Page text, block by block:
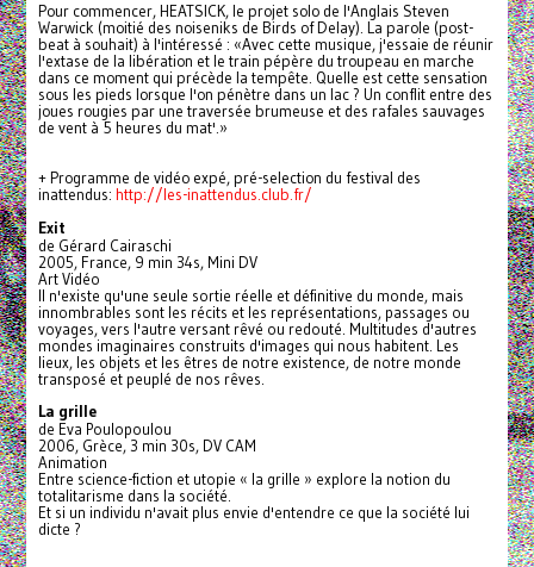
Pour commencer, HEATSICK, le projet solo de l'Anglais Steven
Warwick (moitié des noiseniks de Birds of Delay). La parole (post-
beat à souhait) à l'intéressé : «Avec cette musique, j'essaie de réunir
l'extase de la libération et le train pépère du troupeau en marche
dans ce moment qui précède la tempête. Quelle est cette sensation
sous les pieds lorsque l'on pénètre dans un lac ? Un conflit entre des
joues rougies par une traversée brumeuse et des rafales sauvages
de vent à 5 heures du mat'.»
+ Programme de vidéo expé, pré-selection du festival des
inattendus: http://les-inattendus.club.fr/
Exit
de Gérard Cairaschi
2005, France, 9 min 34s, Mini DV
Art Vidéo
Il n'existe qu'une seule sortie réelle et définitive du monde, mais
innombrables sont les récits et les représentations, passages ou
voyages, vers l'autre versant rêvé ou redouté. Multitudes d'autres
mondes imaginaires construits d'images qui nous habitent. Les
lieux, les objets et les êtres de notre existence, de notre monde
transposé et peuplé de nos rêves.
La grille
de Eva Poulopoulou
2006, Grèce, 3 min 30s, DV CAM
Animation
Entre science-fiction et utopie « la grille » explore la notion du
totalitarisme dans la société.
Et si un individu n'avait plus envie d'entendre ce que la société lui
dicte ?